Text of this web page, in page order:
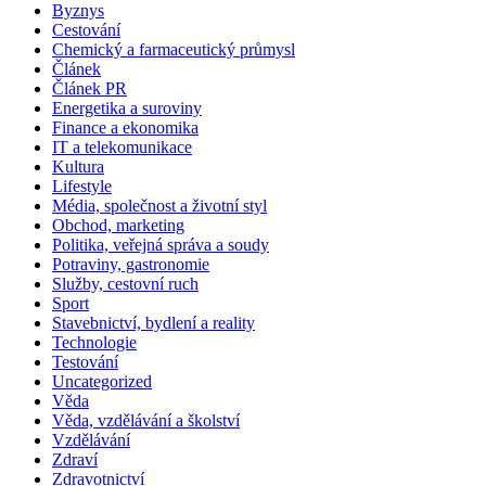
Byznys
Cestování
Chemický a farmaceutický průmysl
Článek
Článek PR
Energetika a suroviny
Finance a ekonomika
IT a telekomunikace
Kultura
Lifestyle
Média, společnost a životní styl
Obchod, marketing
Politika, veřejná správa a soudy
Potraviny, gastronomie
Služby, cestovní ruch
Sport
Stavebnictví, bydlení a reality
Technologie
Testování
Uncategorized
Věda
Věda, vzdělávání a školství
Vzdělávání
Zdraví
Zdravotnictví